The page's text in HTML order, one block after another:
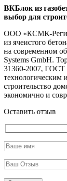
ВКБлок из
выбор для
ООО «КСМК-
из ячеистого
на современном
Systems GmbH.
31360-2007, ГОСТ
технологическим
строительство
экономично и
Оставить отзыв